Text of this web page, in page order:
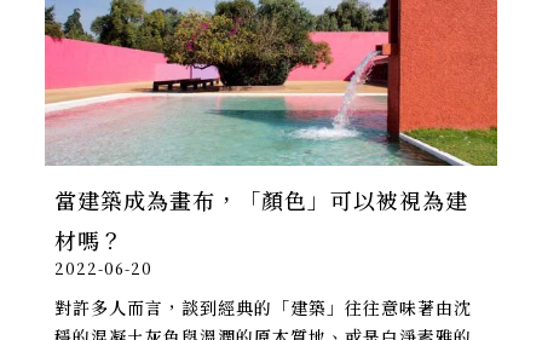
當建築成為畫布，「顏色」可以被視為建
材嗎？
2022-06-20
對許多人而言，談到經典的「建築」往往意味著由沈